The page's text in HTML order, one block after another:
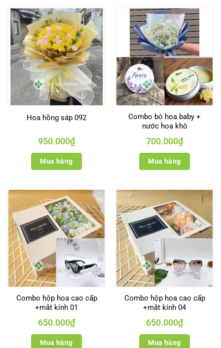
Hoa hồng sáp 092
950.000₫
Mua hàng
Combo bó hoa baby +
nước hoa khô
700.000₫
Mua hàng
Combo hộp hoa cao cấp
+mắt kính 01
650.000₫
Mua hàng
Combo hộp hoa cao cấp
+mắt kính 04
650.000₫
Mua hàng